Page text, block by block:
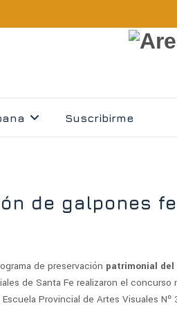
Suscribirme
de galpones
de preservación patrimonial del
de Santa Fe realizaron el
Provincial de Artes Visuales Nº